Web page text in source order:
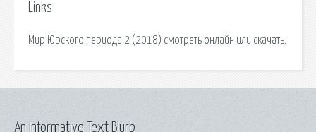
Links
Мир Юрского периода 2 (2018) смотреть онлайн или скачать.
An Informative Text Blurb